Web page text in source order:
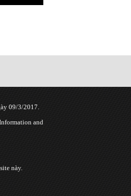
09/3/2017.
and
này.